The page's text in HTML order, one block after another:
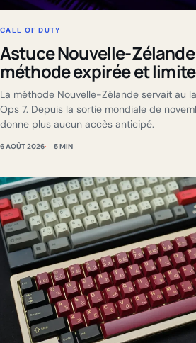
CALL OF DUTY
Astuce Nouvelle-Zélande
méthode expirée et
La méthode Nouvelle-Zélande servait au
Ops 7. Depuis la sortie mondiale de
donne plus aucun accès anticipé.
6 AOÛT 2026 5 MIN